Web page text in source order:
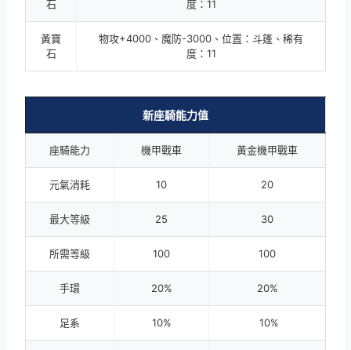
石 度：11
黃寶
石
物攻+4000、魔防-3000、位置：斗篷、稀有
度：11
新座騎能力值
座騎能力 機甲戰車 黃金機甲戰車
元氣消耗 10 20
最大等級 25 30
所需等級 100 100
手環 20% 20%
足系 10% 10%